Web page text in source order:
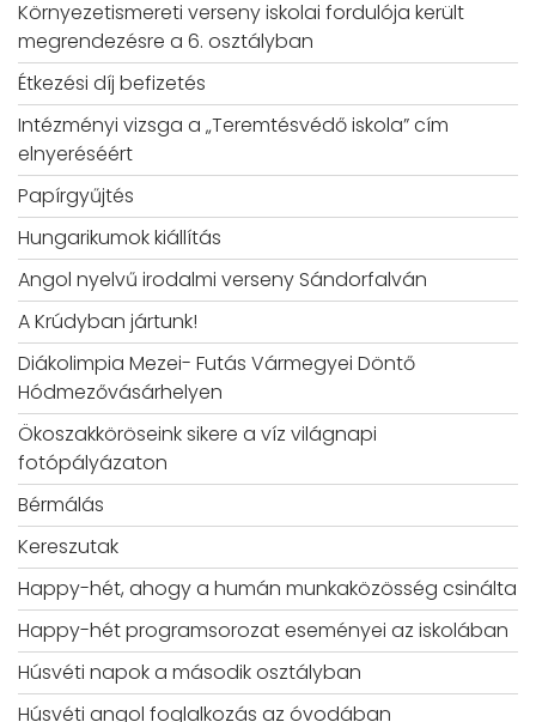
Környezetismereti verseny iskolai fordulója került
megrendezésre a 6. osztályban
Étkezési díj befizetés
Intézményi vizsga a „Teremtésvédő iskola” cím
elnyeréséért
Papírgyűjtés
Hungarikumok kiállítás
Angol nyelvű irodalmi verseny Sándorfalván
A Krúdyban jártunk!
Diákolimpia Mezei- Futás Vármegyei Döntő
Hódmezővásárhelyen
Ökoszakköröseink sikere a víz világnapi
fotópályázaton
Bérmálás
Kereszutak
Happy-hét, ahogy a humán munkaközösség csinálta
Happy-hét programsorozat eseményei az iskolában
Húsvéti napok a második osztályban
Húsvéti angol foglalkozás az óvodában